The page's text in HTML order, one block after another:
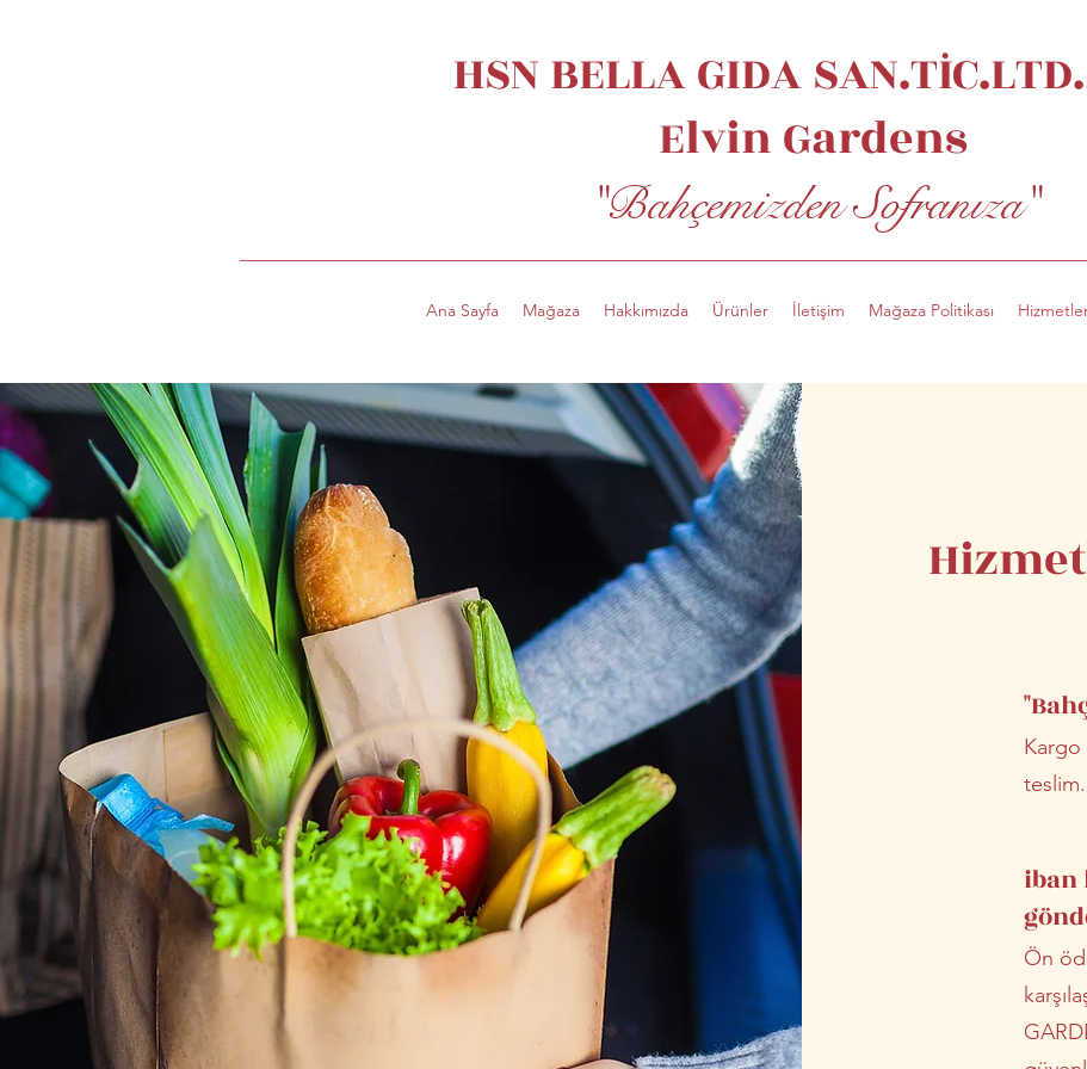
HSN BELLA GIDA
ElvinGardens
"Bahçemizden Sofranıza"
Ana Sayfa Mağaza Hakkımızda Ürünler İletişim Mağaza Politikası
Kargo
teslim.
iban
Ön